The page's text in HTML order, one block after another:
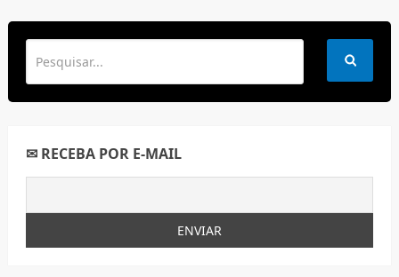
✉ RECEBA POR E-MAIL